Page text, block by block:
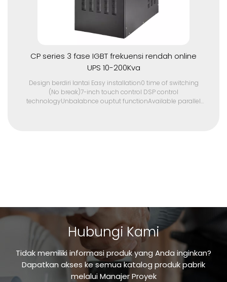
CP series 3 fase IGBT frekuensi rendah online
UPS 10-200Kva
Design berdiri lantai Easy installation0 time of switching
(No break)7-inch touch control DSP control
technologyUnbalabnce ouptut functionAvailable parallel
Hubungi Kami
Tidak memiliki informasi produk yang Anda inginkan?
Dapatkan akses ke semua katalog produk pabrik
melalui Manajer Proyek